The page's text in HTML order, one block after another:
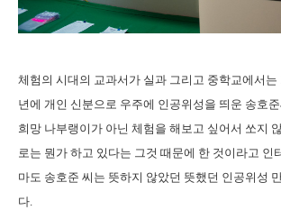
체험의 시대의 교과서가 실과 그리고 중학교에서
년에 개인 신분으로 우주에 인공위성을 띄운 송호
희망 나부랭이가 아닌 체험을 해보고 싶어서 쏘지
로는 뭔가 하고 있다는 그것 때문에 한 것이라고 인
마도 송호준 씨는 뜻하지 않았던 뜻했던 인공위성
다.